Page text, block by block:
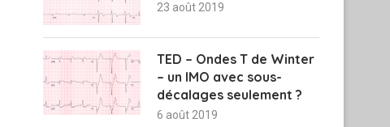
23 août 2019
TED – Ondes T de Winter
– un IMO avec sous-
décalages seulement ?
6 août 2019